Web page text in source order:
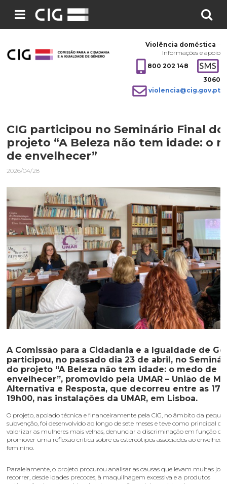
Violência doméstica –
Informações e apoio
800 202 148
3060
violencia@cig.gov.pt
CIG participou no Seminário Final do
projeto “A Beleza não tem idade: o
de envelhecer”
2026/04/28
A Comissão para a Cidadania e a Igualdade de
participou, no passado dia23 de abril, no
do projeto “A Beleza não tem idade: o medo de
envelhecer”, promovido pela UMAR – União de
Alternativa e Resposta, que decorreu entre as
19h00, nas instalações da UMAR, em Lisboa.
O projeto, apoiado técnica e financeiramente pela CIG, no âmbito da
subvenção, foi desenvolvido ao longo de sete meses e teve como principal
valorizar as mulheres mais velhas, denunciar a discriminação em função da
promover uma reflexão crítica sobre os estereótipos associados ao
feminino.
Paralelamente, o projeto procurou analisar as causas que levam muitas
recorrer, desde idades precoces, à maquilhagem excessiva e a produtos
Pesquisar